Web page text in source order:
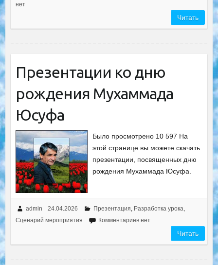
нет
Читать
Презентации ко дню
рождения Мухаммада
Юсуфа
Было просмотрено 10 597 На
этой странице вы можете скачать
презентации, посвященных дню
рождения Мухаммада Юсуфа.
admin 24.04.2026 Презентация, Разработка урока,
Сценарий мероприятия
Комментариев нет
Читать